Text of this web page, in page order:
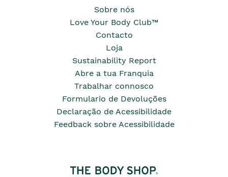
Sobre nós
Love Your Body Club™
Contacto
Loja
Sustainability Report
Abre a tua Franquia
Trabalhar connosco
Formulario de Devoluções
Declaração de Acessibilidade
Feedback sobre Acessibilidade